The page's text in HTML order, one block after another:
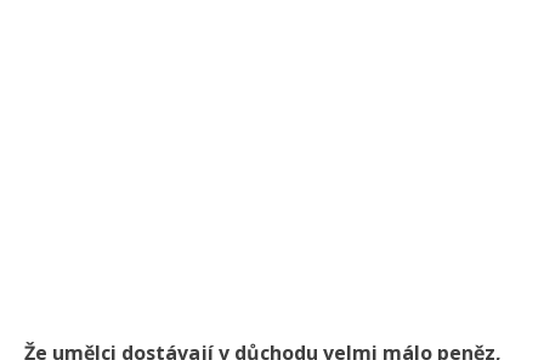
Že umělci dostávají v důchodu velmi málo peněz,